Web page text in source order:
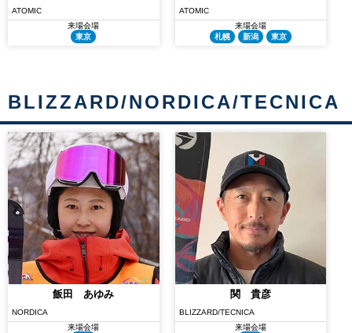
ATOMIC
来場会場
東京
ATOMIC
来場会場
札幌
新潟 東京
BLIZZARD/NORDICA/TECNICA
飯田 あゆみ
NORDICA
来場会場
関 貴彦
BLIZZARD/TECNICA
来場会場